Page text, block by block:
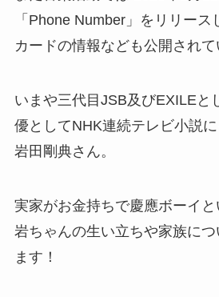
「Phone Number」をリリー
カードの情報なども公開されて
いまや三代目JSB及びEXILEと
優としてNHK連続テレビ小説
岩田剛典さん。
実家がお金持ちで慶應ボーイと
岩ちゃんの生い立ちや家族に
ます！